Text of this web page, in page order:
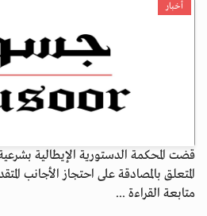
أخبار
قضت المحكمة الدستورية الإيطالية
المتعلق بالمصادقة على احتجاز الأجانب
متابعة القراءة ...